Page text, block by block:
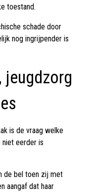
toestand.
schade door
nog ingrijpender is
jeugdzorg
is de vraag welke
niet eerder is
de bel toen zij met
aangaf dat haar